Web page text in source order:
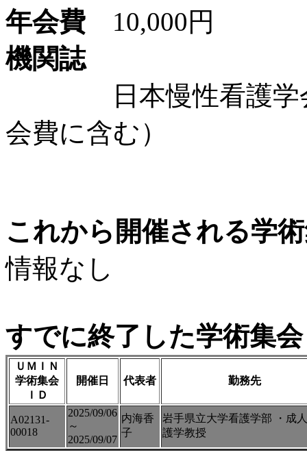
年会費 10,000円
機関誌
日本慢性看護学会
会費に含む）
これから開催される学
情報なし
すでに終了した学術集
ＵＭＩＮ
学術集会
ＩＤ
開催日 代表者 勤務先
A02131-
00018
2025/09/06
～
2025/09/07
内海香
子
岩手県立大学看護学部 ・成
護学教授